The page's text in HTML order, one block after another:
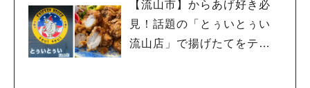
【流山市】からあげ好き必
見！話題の「とぅいとぅい
流山店」で揚げたてをテイ